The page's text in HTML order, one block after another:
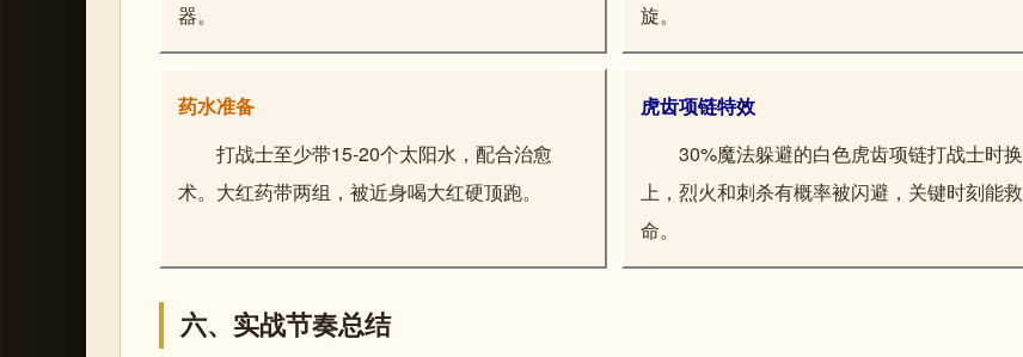
器。
旋。
药水准备
打战士至少带15-20个太阳水，配合治愈
术。大红药带两组，被近身喝大红硬顶跑。
虎齿项链特效
30%魔法躲避的白色虎齿项链打战士时换
上，烈火和刺杀有概率被闪避，关键时刻能救
命。
六、实战节奏总结